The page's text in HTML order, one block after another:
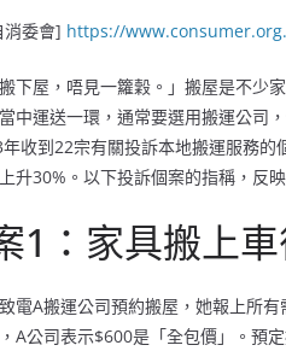
消委會] https://
搬下屋，唔見一籮穀。」搬屋是不
中運送一環，通常要選用搬運公司
收到22宗有關投訴本地搬運服務
升30%。以下投訴個案的指稱，反
1：家具搬上
電A搬運公司預約搬屋，她報上所
A公司表示$600是「全包價」。預